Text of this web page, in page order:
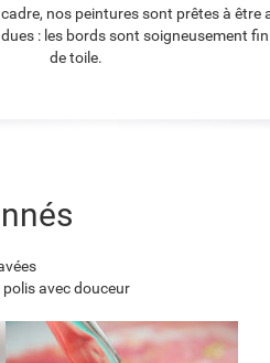
nos peintures sont prêtes à être
: les bords sont soigneusement
de toile.
avec douceur